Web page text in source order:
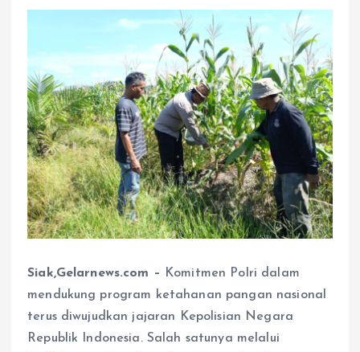
Siak,Gelarnews.com –
Komitmen Polri dalam
mendukung program ketahanan pangan nasional
terus diwujudkan jajaran Kepolisian Negara
Republik Indonesia. Salah satunya melalui